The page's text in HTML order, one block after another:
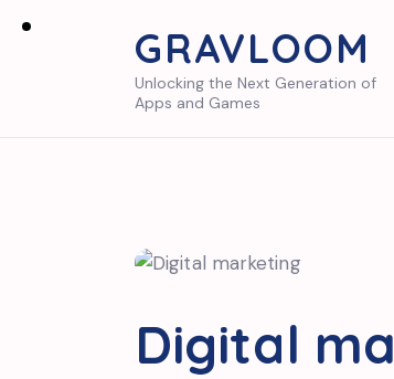
GRAVLOOM
Unlocking the Next Generation of
Apps and Games
Digital